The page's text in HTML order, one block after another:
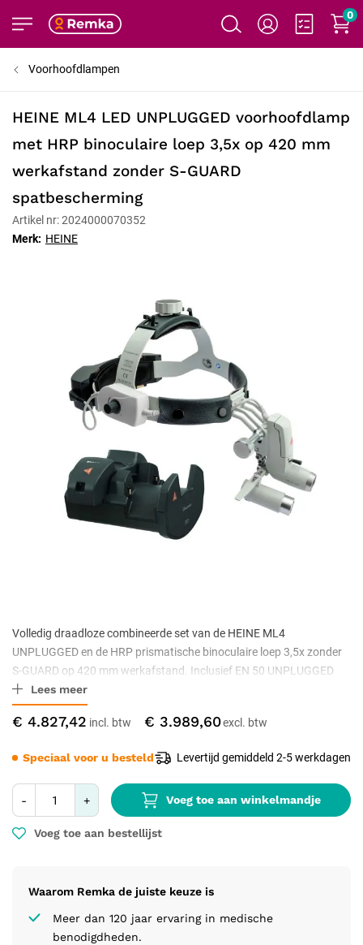
0
Voorhoofdlampen
HEINE ML4 LED UNPLUGGED voorhoofdlamp
met HRP binoculaire loep 3,5x op 420 mm
werkafstand zonder S-GUARD
spatbescherming
Artikel nr: 2024000070352
Merk: HEINE
€ 4.827,42 € 3.989,60
- + Voeg toe aan winkelmandje
Voeg toe aan bestellijst
Waarom Remka de juiste keuze is
Meer dan 120 jaar ervaring in medische
benodigdheden.
Speciaal voor u besteld Levertijd gemiddeld 2-5 werkdagen
Volledig draadloze combineerde set van de HEINE ML4
UNPLUGGED en de HRP prismatische binoculaire loep 3,5x zonder
S-GUARD op 420 mm werkafstand. Inclusief EN 50 UNPLUGGED
wandlader en twee mPack UNPLUGGED.
Lees meer